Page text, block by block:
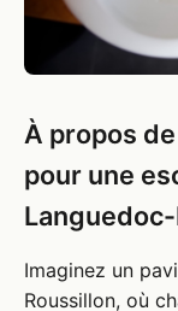
À propos
pour une
Imaginez un
Roussillon, où